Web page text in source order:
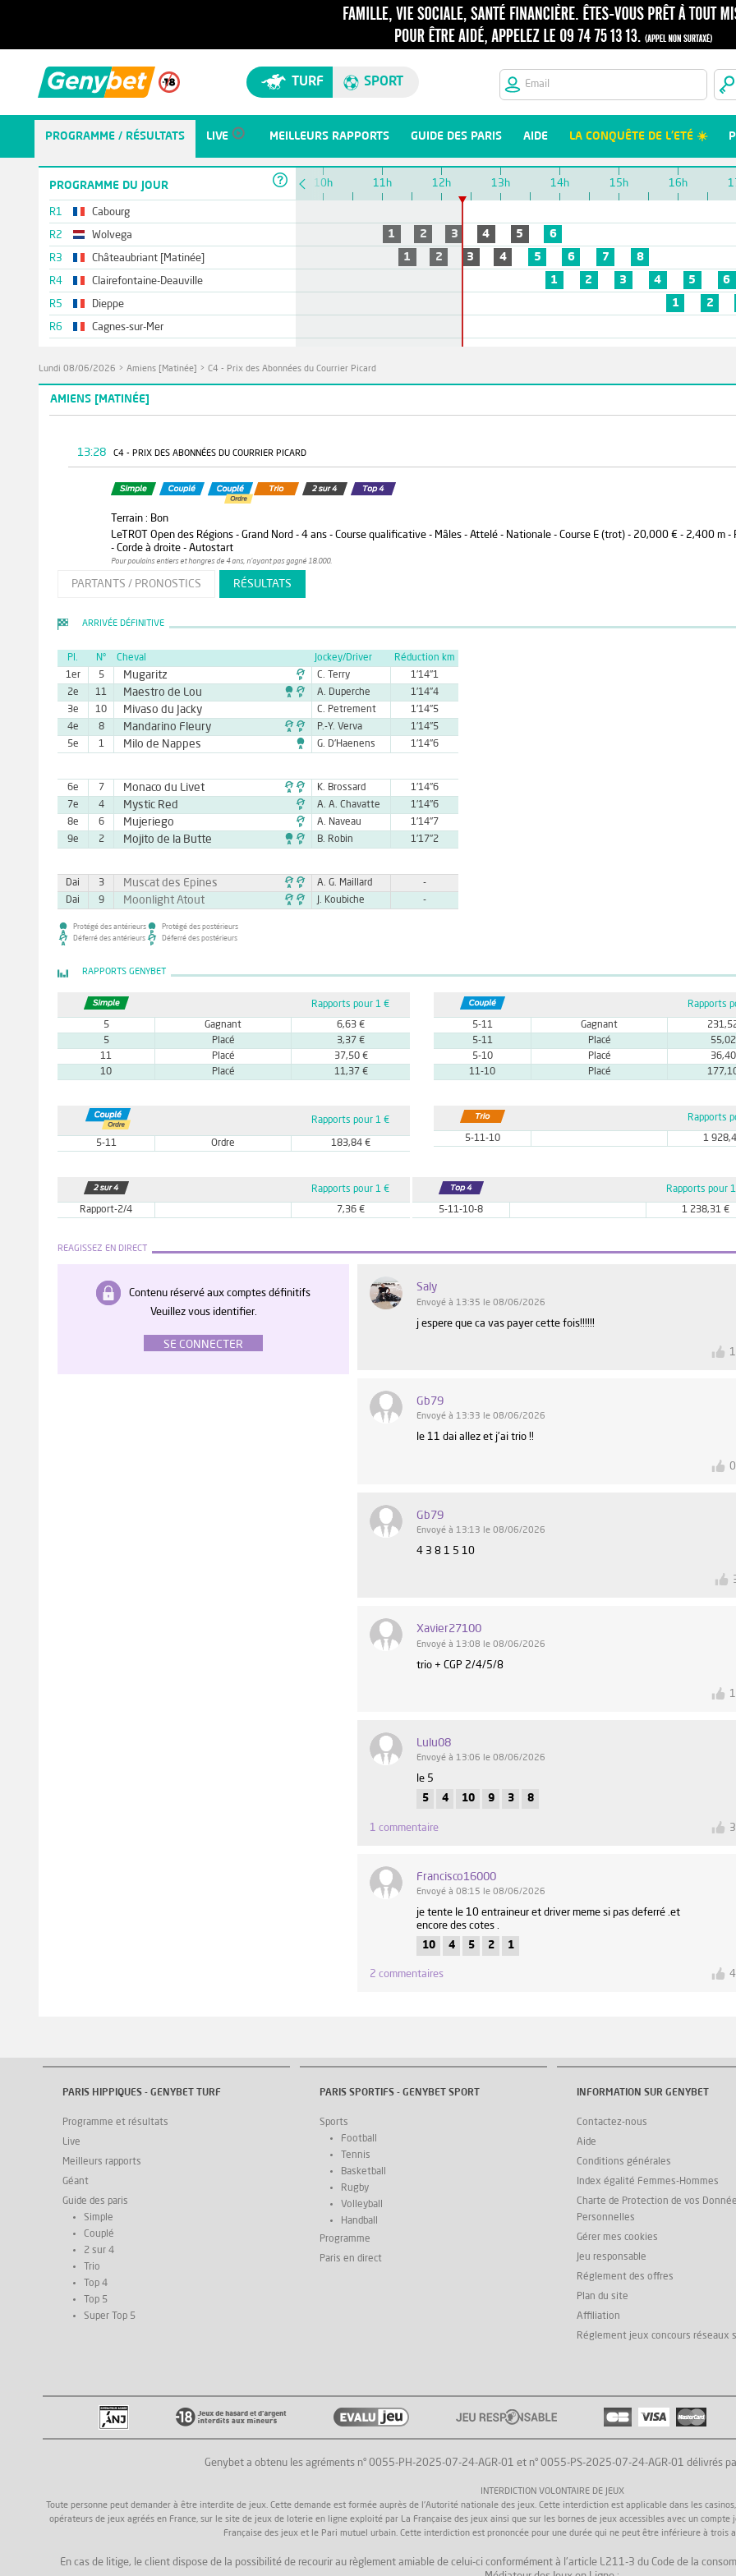
TURF SPORT
PROGRAMME / RÉSULTATS LIVE MEILLEURS RAPPORTS GUIDE DES PARIS AIDE LA CONQUÊTE DE L'ETÉ ☀️
PROGRAMME DU JOUR
R1 Cabourg
R2 Wolvega
R3 Châteaubriant [Matinée]
R4 Clairefontaine-Deauville
R5 Dieppe
R6 Cagnes-sur-Mer
10h 11h 12h 13h 14h 15h 16h
1
2 3 4 5
6
1
2 3 4 5 6 7
8
1
2 3 4 5 6
1
2
Lundi 08/06/2026 > Amiens [Matinée] > C4 - Prix des Abonnées du Courrier Picard
AMIENS [MATINÉE]
13:28 C4 - PRIX DES ABONNÉES DU COURRIER PICARD
Terrain : Bon
LeTROT Open des Régions - Grand Nord - 4 ans - Course qualificative - Mâles - Attelé - Nationale - Course E (trot) - 20,000 € - 2,400 m -
- Corde à droite - Autostart
Pour poulains entiers et hongres de 4 ans, n'ayant pas gagné 18.000.
PARTANTS / PRONOSTICS RÉSULTATS
ARRIVÉE DÉFINITIVE
Pl. N° Cheval Jockey/Driver
Réduction km
1er
5 Mugaritz  C. Terry
1'14''1
2e
11 Maestro de Lou  A. Duperche
1'14''4
3e
10 Mivaso du Jacky C. Petrement
1'14''5
4e
8 Mandarino Fleury  P.-Y. Verva
1'14''5
5e
1 Milo de Nappes  G. D'Haenens 1'14''6
6e 7 Monaco du Livet  K. Brossard
1'14''6
7e
4 Mystic Red  A. A. Chavatte
1'14''6
8e
6 Mujeriego  A. Naveau
1'14''7
9e
2 Mojito de la Butte  B. Robin 1'17''2
Dai 3 Muscat des Epines  A. G. Maillard
-
Dai
9 Moonlight Atout  J. Koubiche -
Protégé des antérieurs
Déferré des antérieurs
Protégé des postérieurs
Déferré des postérieurs
RAPPORTS GENYBET
Rapports pour 1 €
5 Gagnant
6,63 €
5
Placé
3,37 €
11
Placé
37,50 €
10
Placé 11,37 €
Rapports
5-11 Gagnant
5-11
Placé
5-10
Placé
11-10
Placé
Rapports pour 1 €
5-11 Ordre 183,84 €
Rapports
5-11-10 1
Rapports pour 1 €
Rapport-2/4 7,36 €
Rapports pour
5-11-10-8 1 238,31 €
REAGISSEZ EN DIRECT
Contenu réservé aux comptes définitifs
Veuillez vous identifier.
SE CONNECTER
Saly
Envoyé à 13:35 le 08/06/2026
j espere que ca vas payer cette fois!!!!!!
1
Gb79
Envoyé à 13:33 le 08/06/2026
le 11 dai allez et j'ai trio !!
0
Gb79
Envoyé à 13:13 le 08/06/2026
4 3 8 1 5 10
Xavier27100
Envoyé à 13:08 le 08/06/2026
trio + CGP 2/4/5/8
1
Lulu08
Envoyé à 13:06 le 08/06/2026
le 5
5
4 10 9 3 8
1 commentaire 3
Francisco16000
Envoyé à 08:15 le 08/06/2026
je tente le 10 entraineur et driver meme si pas deferré .et
encore des cotes .
10
4 5 2 1
2 commentaires 4
PARIS HIPPIQUES - GENYBET TURF
Programme et résultats
Live
Meilleurs rapports
Géant
Guide des paris
Simple
Couplé
2 sur 4
Trio
Top 4
Top 5
Super Top 5
PARIS SPORTIFS - GENYBET SPORT
Sports
Football
Tennis
Basketball
Rugby
Volleyball
Handball
Programme
Paris en direct
INFORMATION SUR GENYBET
Contactez-nous
Aide
Conditions générales
Index égalité Femmes-Hommes
Charte de Protection de vos
Personnelles
Gérer mes cookies
Jeu responsable
Réglement des offres
Plan du site
Affiliation
Réglement jeux concours réseaux
Genybet a obtenu les agréments n° 0055-PH-2025-07-24-AGR-01 et n° 0055-PS-2025-07-24-AGR-01 délivrés
INTERDICTION VOLONTAIRE DE JEUX
Toute personne peut demander à être interdite de jeux. Cette demande est formée auprès de l'Autorité nationale des jeux. Cette interdiction est applicable dans les
opérateurs de jeux agréés en France, sur le site de jeux de loterie en ligne exploité par La Française des jeux ainsi que sur les bornes de jeux accessibles avec un
Française des jeux et le Pari mutuel urbain. Cette interdiction est prononcée pour une durée qui ne peut être inférieure à trois
En cas de litige, le client dispose de la possibilité de recourir au règlement amiable de celui-ci conformément à l'article L211-3 du Code de la